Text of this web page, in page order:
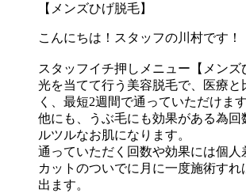
【メンズひげ脱毛】
こんにちは！スタッフの川村です！
スタッフイチ押しメニュー【メンズ
光を当てて行う美容脱毛で、医療と
く、最短2週間で通っていただけます
他にも、うぶ毛にも効果がある為回
ルツルなお肌になります。
通っていただく回数や効果には個人
カットのついでに月に一度施術す
出ます。